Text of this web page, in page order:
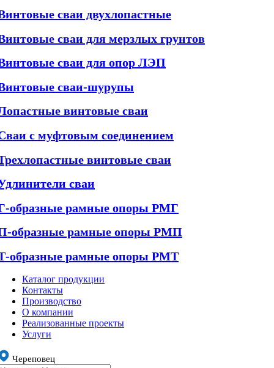
сваи двухлопастные
сваи для мерзлых грунтов
сваи для опор ЛЭП
сваи-шурупы
винтовые сваи
с муфтовым соединением
винтовые сваи
сваи
образные рамные опоры РМГ
образные рамные опоры РМП
образные рамные опоры РМТ
Каталог продукции
Контакты
Производство
О компании
Реализованные проекты
Услуги
Череповец